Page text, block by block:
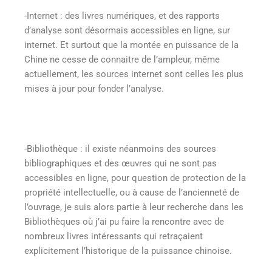
-Internet : des livres numériques, et des rapports
d’analyse sont désormais accessibles en ligne, sur
internet. Et surtout que la montée en puissance de la
Chine ne cesse de connaitre de l’ampleur, même
actuellement, les sources internet sont celles les plus
mises à jour pour fonder l’analyse.
-Bibliothèque : il existe néanmoins des sources
bibliographiques et des œuvres qui ne sont pas
accessibles en ligne, pour question de protection de la
propriété intellectuelle, ou à cause de l’ancienneté de
l’ouvrage, je suis alors partie à leur recherche dans les
Bibliothèques où j’ai pu faire la rencontre avec de
nombreux livres intéressants qui retraçaient
explicitement l’historique de la puissance chinoise.